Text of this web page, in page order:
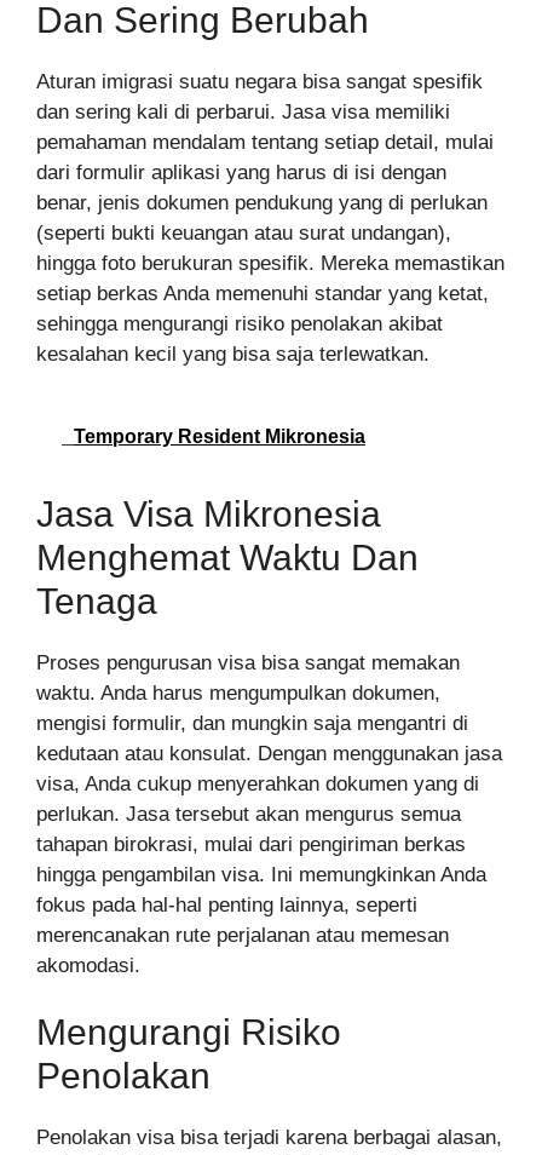
Dan Sering Berubah
Aturan imigrasi suatu negara bisa sangat spesifik
dan sering kali di perbarui. Jasa visa memiliki
pemahaman mendalam tentang setiap detail, mulai
dari formulir aplikasi yang harus di isi dengan
benar, jenis dokumen pendukung yang di perlukan
(seperti bukti keuangan atau surat undangan),
hingga foto berukuran spesifik. Mereka memastikan
setiap berkas Anda memenuhi standar yang ketat,
sehingga mengurangi risiko penolakan akibat
kesalahan kecil yang bisa saja terlewatkan.
Temporary Resident Mikronesia
Jasa Visa Mikronesia
Menghemat Waktu Dan
Tenaga
Proses pengurusan visa bisa sangat memakan
waktu. Anda harus mengumpulkan dokumen,
mengisi formulir, dan mungkin saja mengantri di
kedutaan atau konsulat. Dengan menggunakan jasa
visa, Anda cukup menyerahkan dokumen yang di
perlukan. Jasa tersebut akan mengurus semua
tahapan birokrasi, mulai dari pengiriman berkas
hingga pengambilan visa. Ini memungkinkan Anda
fokus pada hal-hal penting lainnya, seperti
merencanakan rute perjalanan atau memesan
akomodasi.
Mengurangi Risiko
Penolakan
Penolakan visa bisa terjadi karena berbagai alasan,